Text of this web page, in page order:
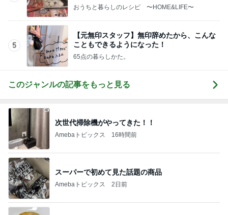
おうちと暮らしのレシピ 〜HOME&LIFE〜
5
【元無印スタッフ】無印辞めたから、こんな
こともできるようになった！
65点の暮らしかた。
このジャンルの記事をもっと見る
次世代掃除機がやってきた！！
Amebaトピックス 16時間前
スーパーで初めて見た話題の商品
Amebaトピックス 2日前